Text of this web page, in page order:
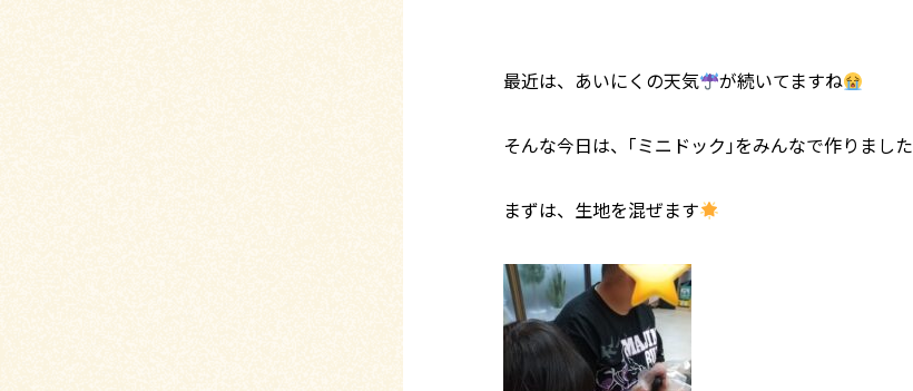
最近は、あいにくの天気 が続いてますね
そんな今日は、｢ミニドック｣をみんなで作りました
まずは、生地を混ぜます